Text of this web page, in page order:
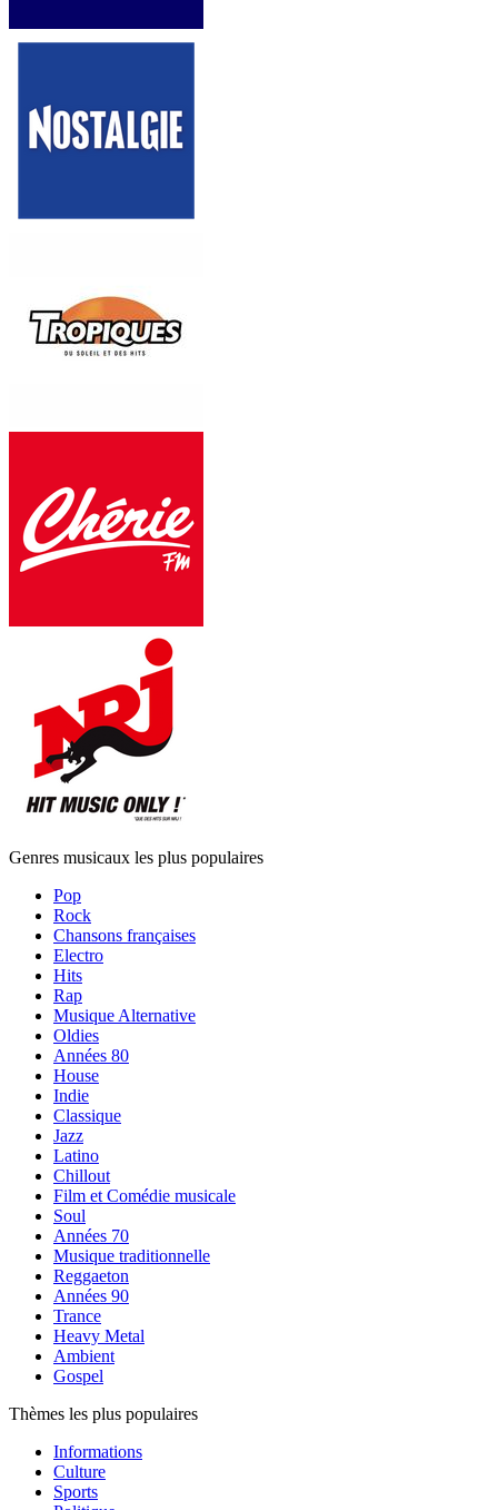
Genres musicaux les plus populaires
Pop
Rock
Chansons françaises
Electro
Hits
Rap
Musique Alternative
Oldies
Années 80
House
Indie
Classique
Jazz
Latino
Chillout
Film et Comédie musicale
Soul
Années 70
Musique traditionnelle
Reggaeton
Années 90
Trance
Heavy Metal
Ambient
Gospel
Thèmes les plus populaires
Informations
Culture
Sports